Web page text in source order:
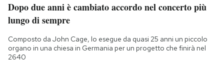
Dopo due anni è cambiato accordo nel concerto più
lungo di sempre
Composto da John Cage, lo esegue da quasi 25 anni un piccolo
organo in una chiesa in Germania per un progetto che finirà nel
2640